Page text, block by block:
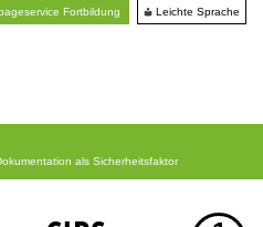
Fortbildung Leichte Sprache
als Sicherheitsfaktor